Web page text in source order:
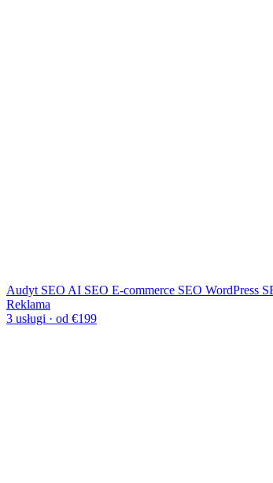
Audyt SEO AI SEO E-commerce SEO WordPress
Reklama
3 usługi · od €199